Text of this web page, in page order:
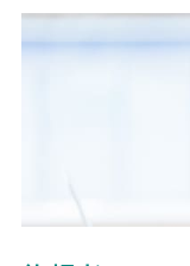
[御社の業種] 建設業 [
いしたいです。所謂
す。 弥生給与はあり
社会保
月額予算 月